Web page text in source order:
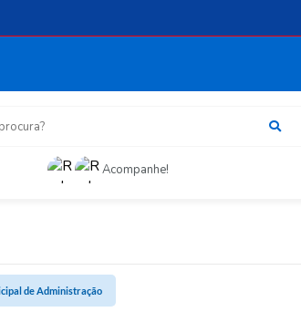
Acompanhe!
de Administração